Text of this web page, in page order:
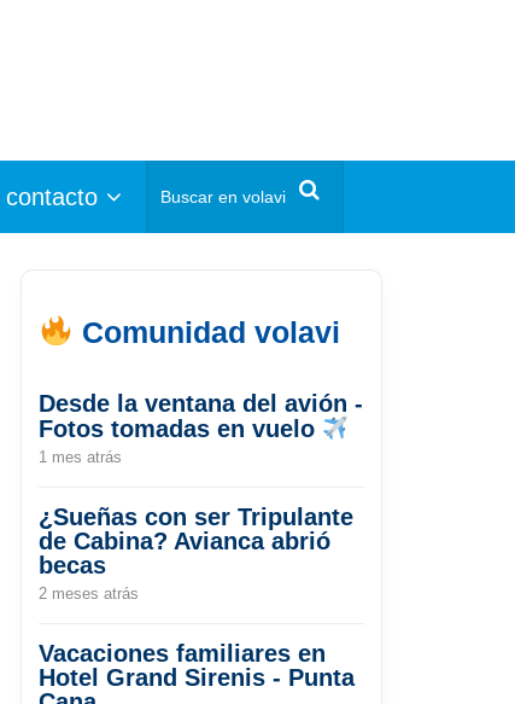
contacto
Comunidad volavi
Desde la ventana del avión -
Fotos tomadas en vuelo
1 mes atrás
¿Sueñas con ser Tripulante
de Cabina? Avianca abrió
becas
2 meses atrás
Vacaciones familiares en
Hotel Grand Sirenis - Punta